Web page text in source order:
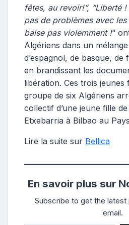
fêtes, au revoir!”, “Liberté !
pas de problèmes avec
baise pas violemment !“
Algériens dans un
d’espagnol, de basque, de
en brandissant les
libération. Ces trois jeunes
groupe de six Algériens
collectif d’une jeune fille
Etxebarria à Bilbao au
Lire la suite sur Bellica
En savoir plus sur
Subscribe to get the
email.